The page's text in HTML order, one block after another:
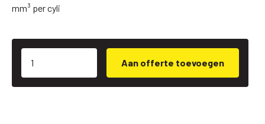
mm³ per cyli
Aan offerte toevoegen